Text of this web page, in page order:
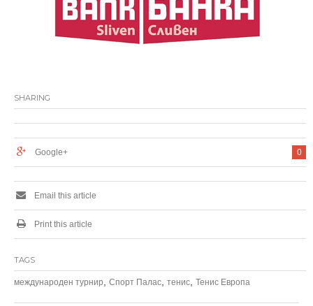
SHARING
0
Google+
Email this article
Print this article
TAGS
международен турнир Спорт Палас тенис Тенис Европа